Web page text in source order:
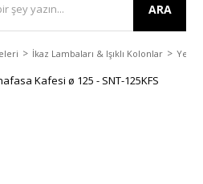
ARA
İkaz Lambaları & Işıklı Kolonlar